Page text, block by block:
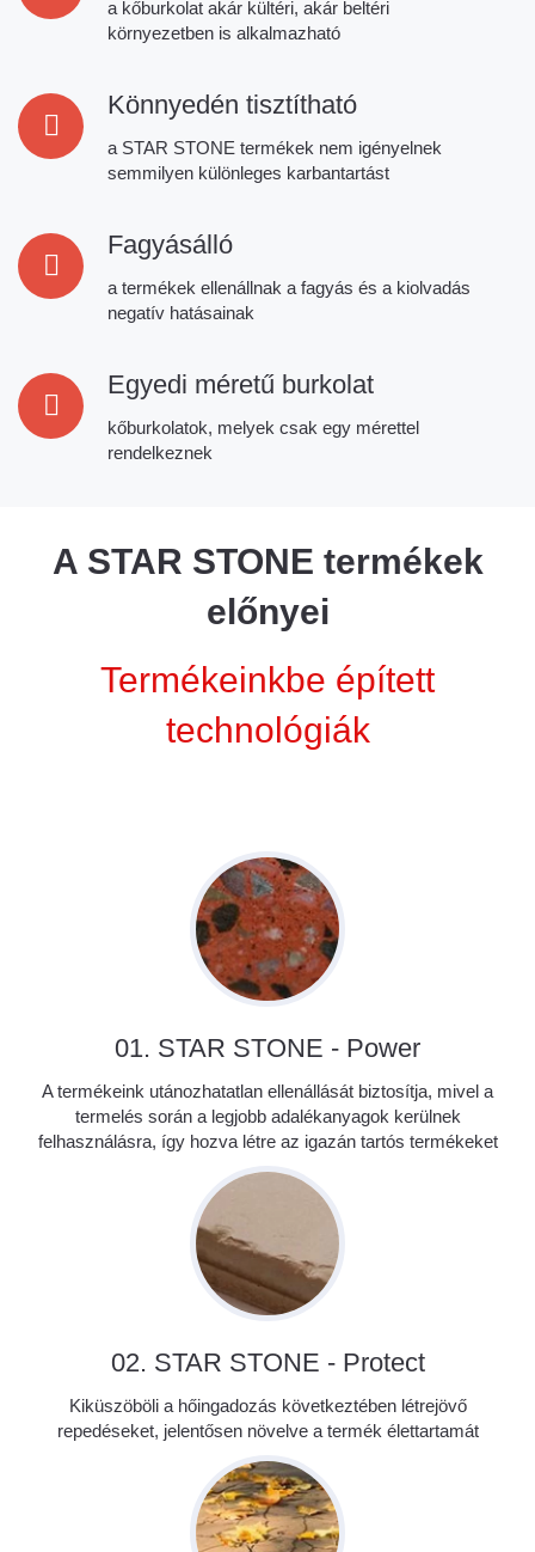
a kőburkolat akár kültéri, akár beltéri
környezetben is alkalmazható
Könnyedén tisztítható
a STAR STONE termékek nem igényelnek
semmilyen különleges karbantartást
Fagyásálló
a termékek ellenállnak a fagyás és a kiolvadás
negatív hatásainak
Egyedi méretű burkolat
kőburkolatok, melyek csak egy mérettel
rendelkeznek
A STAR STONE termékek
előnyei
Termékeinkbe épített
technológiák
01. STAR STONE - Power
A termékeink utánozhatatlan ellenállását biztosítja, mivel a
termelés során a legjobb adalékanyagok kerülnek
felhasználásra, így hozva létre az igazán tartós termékeket
02. STAR STONE - Protect
Kiküszöböli a hőingadozás következtében létrejövő
repedéseket, jelentősen növelve a termék élettartamát